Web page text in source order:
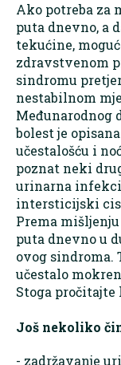
Ako potreba za
puta dnevno, a
tekućine,
zdravstvenom
sindromu
nestabilnom
Međunarodnog
bolest je
učestalošću i
poznat neki
urinarna
intersticijski
Prema
puta dnevno u
ovog sindroma.
učestalo
Stoga
Još nekoliko
- zadržavanje